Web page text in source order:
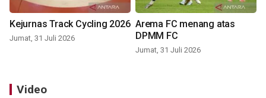
Kejurnas Track Cycling 2026
Jumat, 31 Juli 2026
Arema FC menang atas
DPMM FC
Jumat, 31 Juli 2026
Video